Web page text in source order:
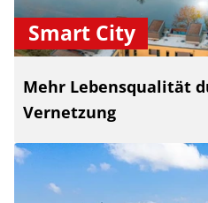
Smart City
Mehr Lebensqualität
Vernetzung